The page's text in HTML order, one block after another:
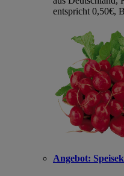
entspricht 0,50€,
Angebot: